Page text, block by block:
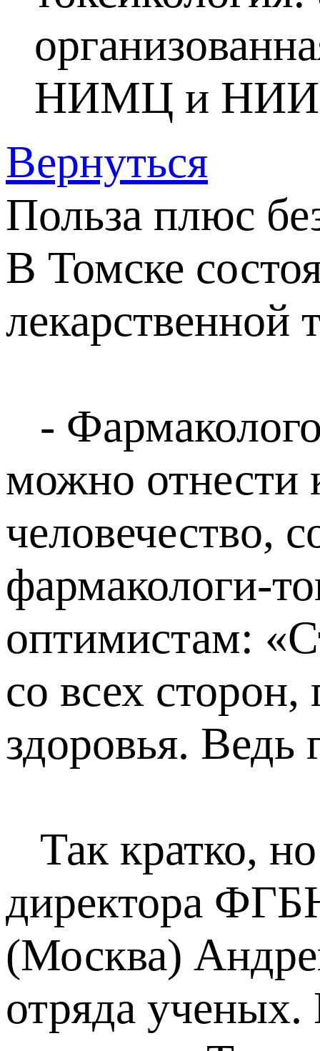
НИМЦ и НИИ
Вернуться
Польза плюс
В Томске
лекарственной
-
можно отнести
человечество,
фармакологи-
оптимистам:
со всех
здоровья. Ведь
Так кратко,
директора
(Москва)
отряда